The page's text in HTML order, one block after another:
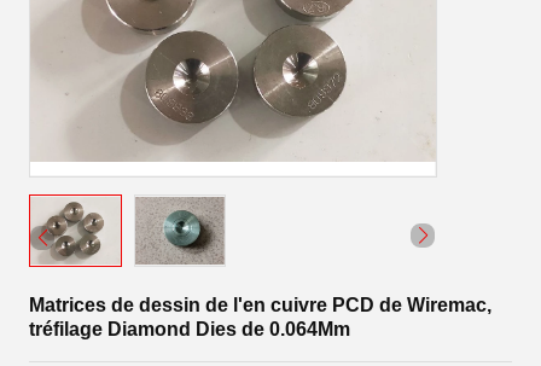
Matrices de dessin de l'en cuivre PCD de Wiremac,
tréfilage Diamond Dies de 0.064Mm